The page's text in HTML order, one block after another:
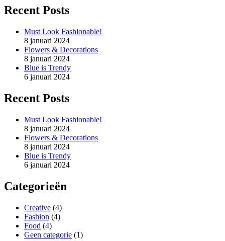
Recent Posts
Must Look Fashionable!
8 januari 2024
Flowers & Decorations
8 januari 2024
Blue is Trendy
6 januari 2024
Recent Posts
Must Look Fashionable!
8 januari 2024
Flowers & Decorations
8 januari 2024
Blue is Trendy
6 januari 2024
Categorieën
Creative (4)
Fashion (4)
Food (4)
Geen categorie (1)